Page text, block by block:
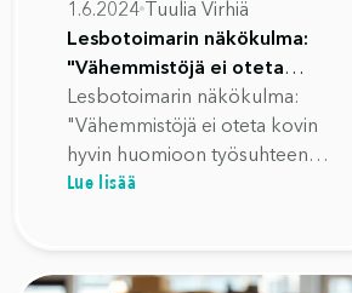
1.6.2024 Tuulia Virhiä
Lesbotoimarin näkökulma:
"Vähemmistöjä ei oteta
kovin hyvin huomioon
työsuhteen alkuvaiheessa"
Lesbotoimarin näkökulma:
"Vähemmistöjä ei oteta kovin
hyvin huomioon työsuhteen
alkuvaiheessa"
Lue lisää